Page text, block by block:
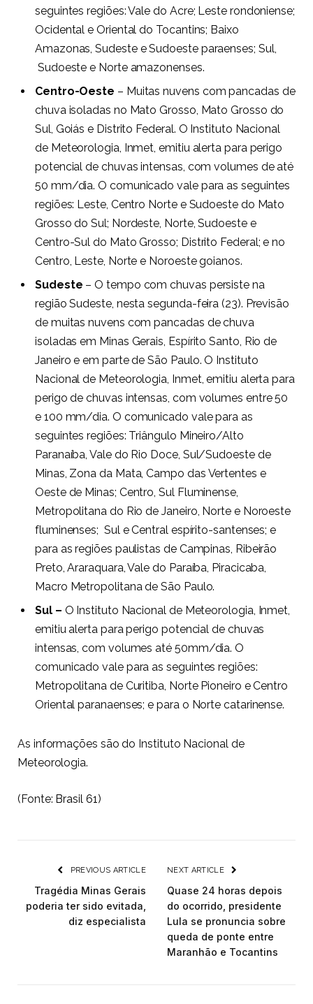
seguintes regiões: Vale do Acre; Leste rondoniense;
Ocidental e Oriental do Tocantins; Baixo
Amazonas, Sudeste e Sudoeste paraenses; Sul,
Sudoeste e Norte amazonenses.
Centro-Oeste – Muitas nuvens com pancadas de
chuva isoladas no Mato Grosso, Mato Grosso do
Sul, Goiás e Distrito Federal. O Instituto Nacional
de Meteorologia, Inmet, emitiu alerta para perigo
potencial de chuvas intensas, com volumes de até
50 mm/dia. O comunicado vale para as seguintes
regiões: Leste, Centro Norte e Sudoeste do Mato
Grosso do Sul; Nordeste, Norte, Sudoeste e
Centro-Sul do Mato Grosso; Distrito Federal; e no
Centro, Leste, Norte e Noroeste goianos.
Sudeste – O tempo com chuvas persiste na
região Sudeste, nesta segunda-feira (23). Previsão
de muitas nuvens com pancadas de chuva
isoladas em Minas Gerais, Espírito Santo, Rio de
Janeiro e em parte de São Paulo. O Instituto
Nacional de Meteorologia, Inmet, emitiu alerta para
perigo de chuvas intensas, com volumes entre 50
e 100 mm/dia. O comunicado vale para as
seguintes regiões: Triângulo Mineiro/Alto
Paranaíba, Vale do Rio Doce, Sul/Sudoeste de
Minas, Zona da Mata, Campo das Vertentes e
Oeste de Minas; Centro, Sul Fluminense,
Metropolitana do Rio de Janeiro, Norte e Noroeste
fluminenses; Sul e Central espírito-santenses; e
para as regiões paulistas de Campinas, Ribeirão
Preto, Araraquara, Vale do Paraíba, Piracicaba,
Macro Metropolitana de São Paulo.
Sul – O Instituto Nacional de Meteorologia, Inmet,
emitiu alerta para perigo potencial de chuvas
intensas, com volumes até 50mm/dia. O
comunicado vale para as seguintes regiões:
Metropolitana de Curitiba, Norte Pioneiro e Centro
Oriental paranaenses; e para o Norte catarinense.
As informações são do Instituto Nacional de
Meteorologia.
(Fonte: Brasil 61 )
PREVIOUS ARTICLE
Tragédia Minas Gerais
poderia ter sido evitada,
diz especialista
NEXT ARTICLE
Quase 24 horas depois
do ocorrido, presidente
Lula se pronuncia sobre
queda de ponte entre
Maranhão e Tocantins